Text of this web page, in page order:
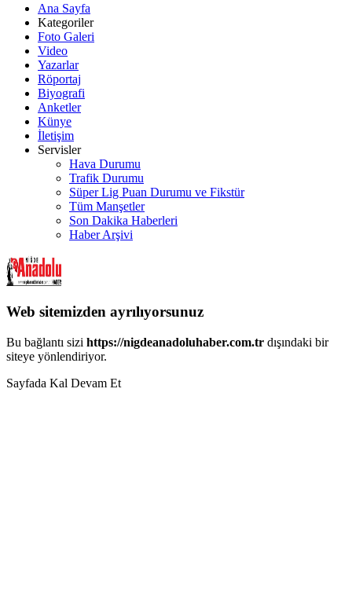
Ana Sayfa
Kategoriler
Foto Galeri
Video
Yazarlar
Röportaj
Biyografi
Anketler
Künye
İletişim
Servisler
Hava Durumu
Trafik Durumu
Süper Lig Puan Durumu ve Fikstür
Tüm Manşetler
Son Dakika Haberleri
Haber Arşivi
Web sitemizden ayrılıyorsunuz
Bu bağlantı sizi https://nigdeanadoluhaber.com.tr dışındaki bir
siteye yönlendiriyor.
Sayfada Kal Devam Et